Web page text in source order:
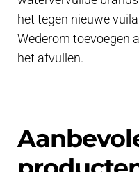
het tegen nieuwe
Wederom toevoegen
het afvullen.